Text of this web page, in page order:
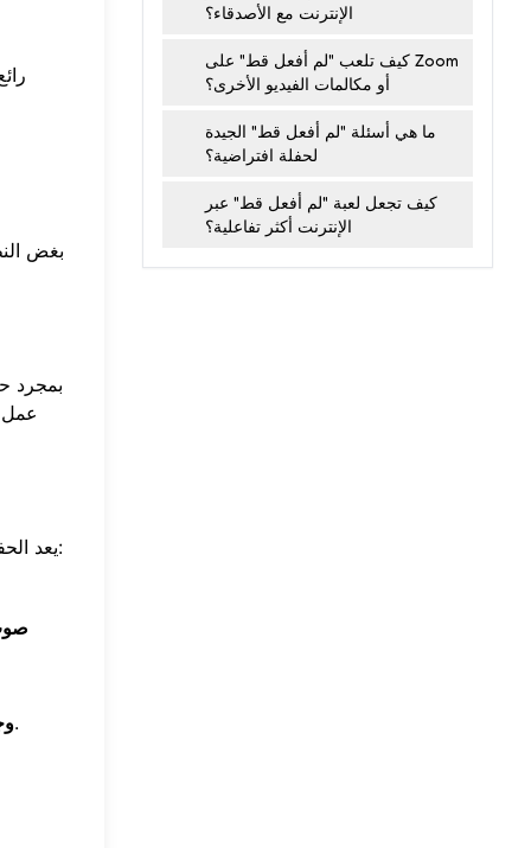
بغض
بمجرد
عمل
يعدلحفلتك الافتراضية:
ومشاركة شاشته، مما يجعل اللعبة تتدفق بسلاسة.
الإنترنت مع الأصدقاء؟
كيف تلعب "لم أفعل قط" على Zoom
أو مكالمات الفيديو الأخرى؟
ما هي أسئلة "لم أفعل قط" الجيدة
لحفلة افتراضية؟
كيف تجعل لعبة "لم أفعل قط" عبر
الإنترنت أكثر تفاعلية؟